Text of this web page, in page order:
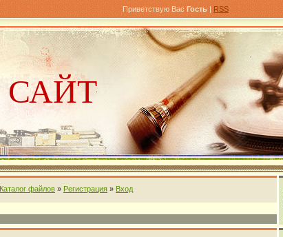
Приветствую Вас Гость | RSS
САЙТ
Каталог файлов » Регистрация » Вход